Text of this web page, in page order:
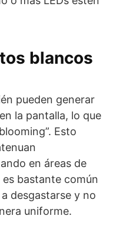
blancos
pueden generar
en la pantalla, lo que
Esto
en áreas de
bastante común
desgastarse y no
uniforme.